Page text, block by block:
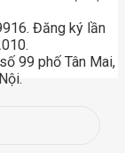
Đăng ký lần
99 phố Tân Mai,